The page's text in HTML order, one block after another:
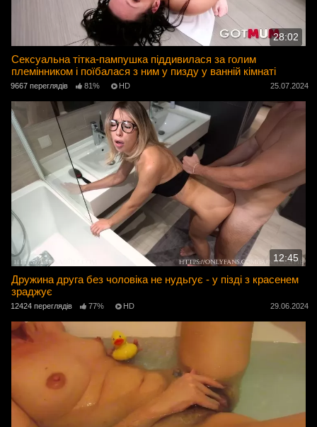
28:02
Сексуальна тітка-пампушка піддивилася за голим
племінником і поїбалася з ним у пизду у ванній кімнаті
9667 переглядів 81% HD 25.07.2024
12:45
Дружина друга без чоловіка не нудьгує - у пізді з красенем
зраджує
12424 переглядів 77% HD 29.06.2024